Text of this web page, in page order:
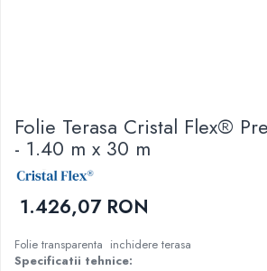
Folie Terasa Cristal Flex®
- 1.40 m x 30 m
1.426,07 RON
Folie transparenta inchidere terasa
Specificatii tehnice: